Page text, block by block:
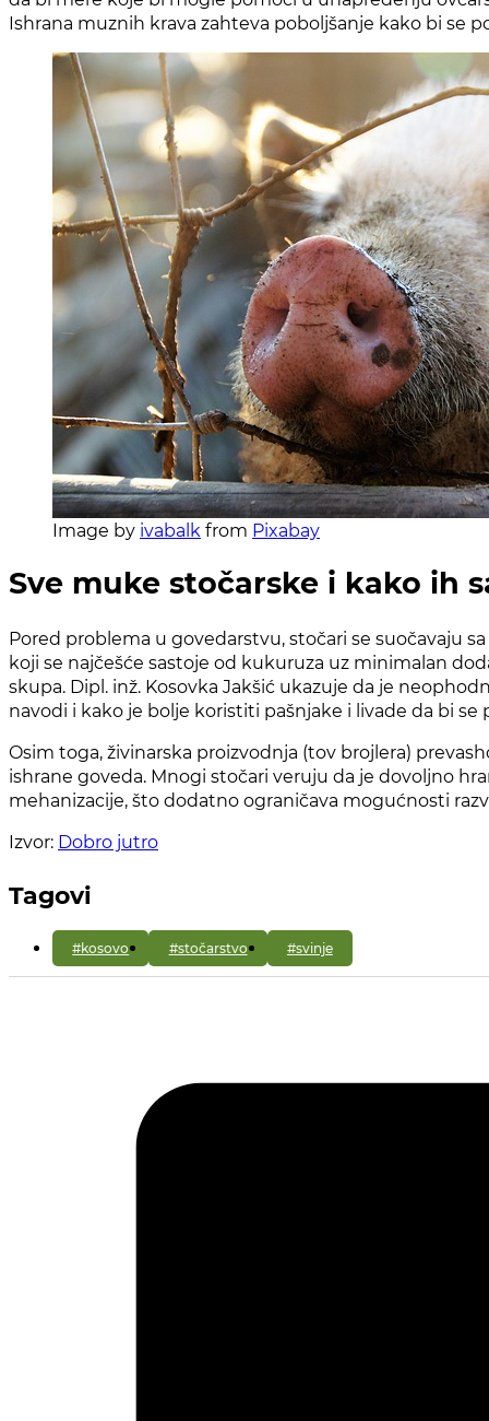
Ishrana muznih krava zahteva poboljšanje kako bi se
Image by ivabalk from Pixabay
Sve muke stočarske i kako ih
Pored problema u govedarstvu, stočari se suočavaju
koji se najčešće sastoje od kukuruza uz minimalan
skupa. Dipl. inž. Kosovka Jakšić ukazuje da je
navodi i kako je bolje koristiti pašnjake i livade da bi
Osim toga, živinarska proizvodnja (tov brojlera)
ishrane goveda. Mnogi stočari veruju da je dovoljno
mehanizacije, što dodatno ograničava mogućnosti
Izvor: Dobro jutro
Tagovi
#kosovo #stočarstvo #svinje